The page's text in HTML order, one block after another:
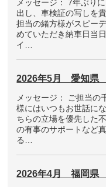
メッセージ： 7年ぶり
出し、車検証の写しを
担当の緒方様がスピー
めていただき納車日当
イ…
2026年5月 愛知県
メッセージ： ご担当の
様にはいつもお世話に
ちらの立場を優先した
の有事のサポートなど
る…
2026年4月 福岡県